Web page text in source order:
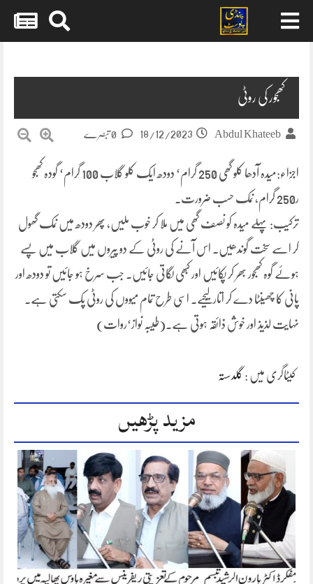
کھجور کی روٹی
Abdul Khateeb
18/12/2023
اجزاء:میدہ آدھا کلو گھی 250 گرام‘ دودھ ایک کلو گلاب 100 گرام‘ گودہ کھجو
ر250 گرام، نمک حسب ضرورت۔
ترکیب: پہلے میدہ کو نصف گھی میں ملا کر خوب ملیں، پھر دودھ میں نمک گھول
کر اسے سخت گوندھیں۔ اس آنے کی روٹی کے دو پیروں میں گلاب میں پسے
ہوئے گوہ کھجور بھر کر پکائیں اور کبھی لگاتی جائیں۔ جب سرخ ہو جائیں تو دودھ اور
پانی کا چھینٹا دے کر اتار لیجیے۔ اسی طرح تمام میووں کی روٹی پک سکتی ہے۔
نہایت لذیذ اور خوش ذائقہ ہوتی ہے۔(طیبہ نواز‘روات)
کیٹاگری میں : گلدستہ
مزید پڑھیں